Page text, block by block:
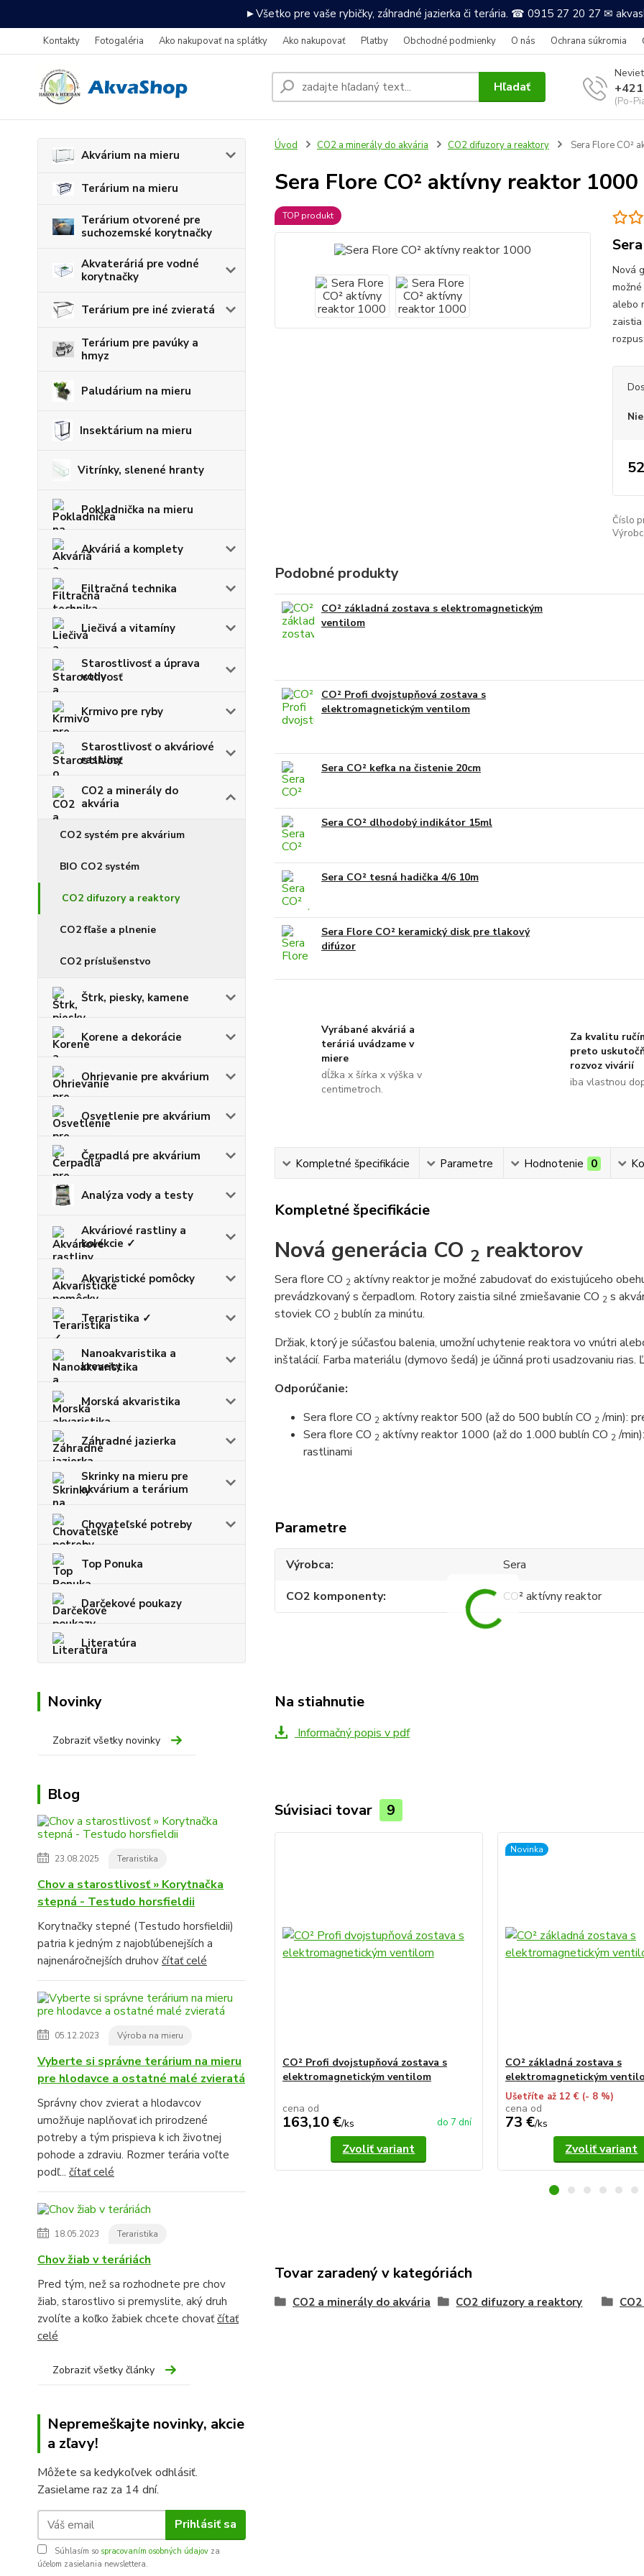
►Všetko pre vaše rybičky, záhradné jazierka či terária. ☎ 0915 27 20 27 ✉
Kontakty Fotogaléria Ako nakupovať na splátky Ako nakupovať Platby Obchodné podmienky O nás Ochrana súkromia
Hľadať
(Po-
Akvárium na mieru
Terárium na mieru
Terárium otvorené pre
suchozemské korytnačky
Akvateráriá pre vodné
korytnačky
Terárium pre iné zvieratá
Terárium pre pavúky a
hmyz
Paludárium na mieru
Insektárium na mieru
Vitrínky, slenené hranty
Pokladnička na mieru
Akváriá a komplety
Filtračná technika
Liečivá a vitamíny
Starostlivosť a úprava
vody
Krmivo pre ryby
Starostlivosť o akváriové
rastliny
CO2 a minerály do
akvária
CO2 systém pre akvárium
BIO CO2 systém
CO2 difuzory a reaktory
CO2 fľaše a plnenie
CO2 príslušenstvo
Štrk, piesky, kamene
Korene a dekorácie
Ohrievanie pre akvárium
Osvetlenie pre akvárium
Čerpadlá pre akvárium
Analýza vody a testy
Akváriové rastliny a
kolekcie ✓
Akvaristické pomôcky
Teraristika ✓
Nanoakvaristika a
krevety
Morská akvaristika
Záhradné jazierka
Skrinky na mieru pre
akvárium a terárium
Chovateľské potreby
Top Ponuka
Darčekové poukazy
Literatúra
Novinky
Zobraziť všetky novinky
Blog
23.08.2025 Teraristika
Chov a starostlivosť » Korytnačka
stepná - Testudo horsfieldii
Korytnačky stepné (Testudo horsfieldii)
patria k jedným z najobľúbenejších a
najnenáročnejších druhov čítať celé
05.12.2023 Výroba na mieru
Vyberte si správne terárium na mieru
pre hlodavce a ostatné malé zvieratá
Správny chov zvierat a hlodavcov
umožňuje naplňovať ich prirodzené
potreby a tým prispieva k ich životnej
pohode a zdraviu. Rozmer terária voľte
podľ... čítať celé
18.05.2023 Teraristika
Chov žiab v teráriách
Pred tým, než sa rozhodnete pre chov
žiab, starostlivo si premyslite, aký druh
zvolíte a koľko žabiek chcete chovaťčítať
celé
Zobraziť všetky články
Nepremeškajte novinky, akcie
a zľavy!
Môžete sa kedykoľvek odhlásiť.
Zasielame raz za 14 dní.
Prihlásiť sa
Súhlasím so spracovaním osobných údajov za
účelom zasielania newslettera.
Úvod CO2 a minerály do akvária CO2 difuzory a reaktory Sera Flore CO²
Sera Flore CO² aktívny reaktor 1000
TOP produkt
Nová
alebo
Číslo
Podobné produkty
CO² základná zostava s elektromagnetickým
ventilom
CO² Profi dvojstupňová zostava s
elektromagnetickým ventilom
Sera CO² kefka na čistenie 20cm
Sera CO² dlhodobý indikátor 15ml
Sera CO² tesná hadička 4/6 10m
Sera Flore CO² keramický disk pre tlakový
difúzor
Vyrábané akváriá a
teráriá uvádzame v
miere
dĺžka x šírka x výška v
centimetroch.
Za kvalitu
preto
rozvoz vivárií
iba vlastnou
Kompletné špecifikácie Parametre Hodnotenie 0
Kompletné špecifikácie
Nová generácia CO 2 reaktorov
Sera flore CO 2 aktívny reaktor je možné zabudovať do existujúceho
prevádzkovaný s čerpadlom. Rotory zaistia silné zmiešavanie CO 2 s
stoviek CO 2 bublín za minútu.
Držiak, ktorý je súčasťou balenia, umožní uchytenie reaktora vo vnútri
inštalácií. Farba materiálu (dymovo šedá) je účinná proti usadzovaniu rias.
Odporúčanie:
Sera flore CO 2 aktívny reaktor 500 (až do 500 bublín CO 2/min):
Sera flore CO 2 aktívny reaktor 1000 (až do 1.000 bublín CO 2/
rastlinami
Parametre
Výrobca
Sera
CO2 komponenty
CO² aktívny reaktor
Na stiahnutie
Informačný popis v pdf
Súvisiaci tovar 9
CO² Profi dvojstupňová zostava s
elektromagnetickým ventilom
cena od
163,10 €/ks do 7 dní
Zvoliť variant
Novinka
CO² základná zostava s
elektromagnetickým
Ušetříte až 12 € (- 8 %)
cena od
73 €/ks
Zvoliť variant
Tovar zaradený v kategóriách
CO2 a minerály do akvária CO2 difuzory a reaktory